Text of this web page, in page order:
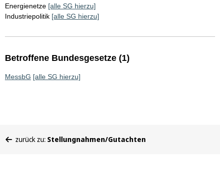
Energienetze [alle SG hierzu]
Industriepolitik [alle SG hierzu]
Betroffene Bundesgesetze (1)
MessbG [alle SG hierzu]
befinden
zurück zu: Stellungnahmen/Gutachten